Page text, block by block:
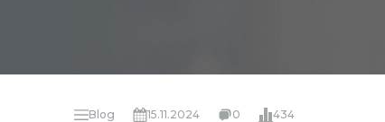
Blog 15.11.2024 0 434